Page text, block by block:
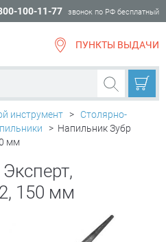
100-11-77 звонок по РФ бесплатный
ПУНКТЫ ВЫДАЧИ
инструмент >
Столярно-
> Напильник Зубр
мм
150 мм